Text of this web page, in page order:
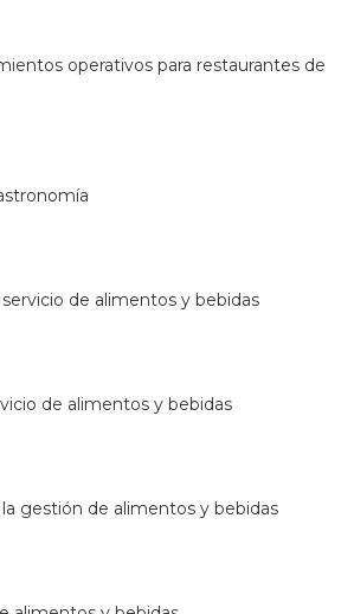
operativos para restaurantes de
de alimentos y bebidas
de alimentos y bebidas
la gestión de alimentos y bebidas